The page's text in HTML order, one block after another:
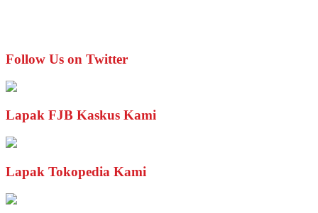
Follow Us on Twitter
Lapak FJB Kaskus Kami
Lapak Tokopedia Kami